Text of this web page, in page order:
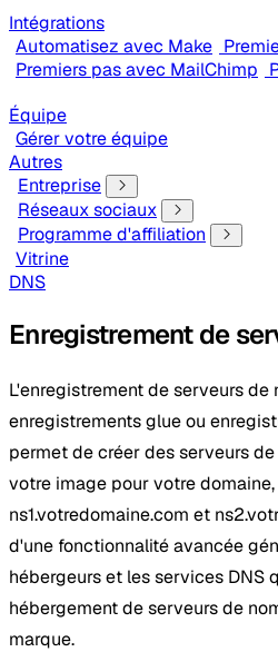
Intégrations
Automatisez avec Make
Premiers pas avec MailChimp
Équipe
Gérer votre équipe
Autres
Entreprise
Réseaux sociaux
Programme d'affiliation
Vitrine
DNS
Enregistrement de
L'enregistrement de serveurs
enregistrements glue ou
permet de créer des serveurs
votre image pour votre
ns1.votredomaine.com et
d'une fonctionnalité avancée
hébergeurs et les services DNS
hébergement de serveurs de
marque.